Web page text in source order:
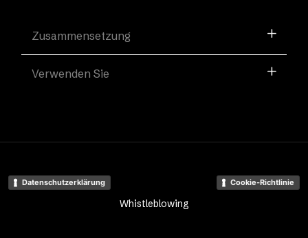
Zusammensetzung
Verwenden Sie
Datenschutzerklärung Cookie-Richtlinie
Whistleblowing